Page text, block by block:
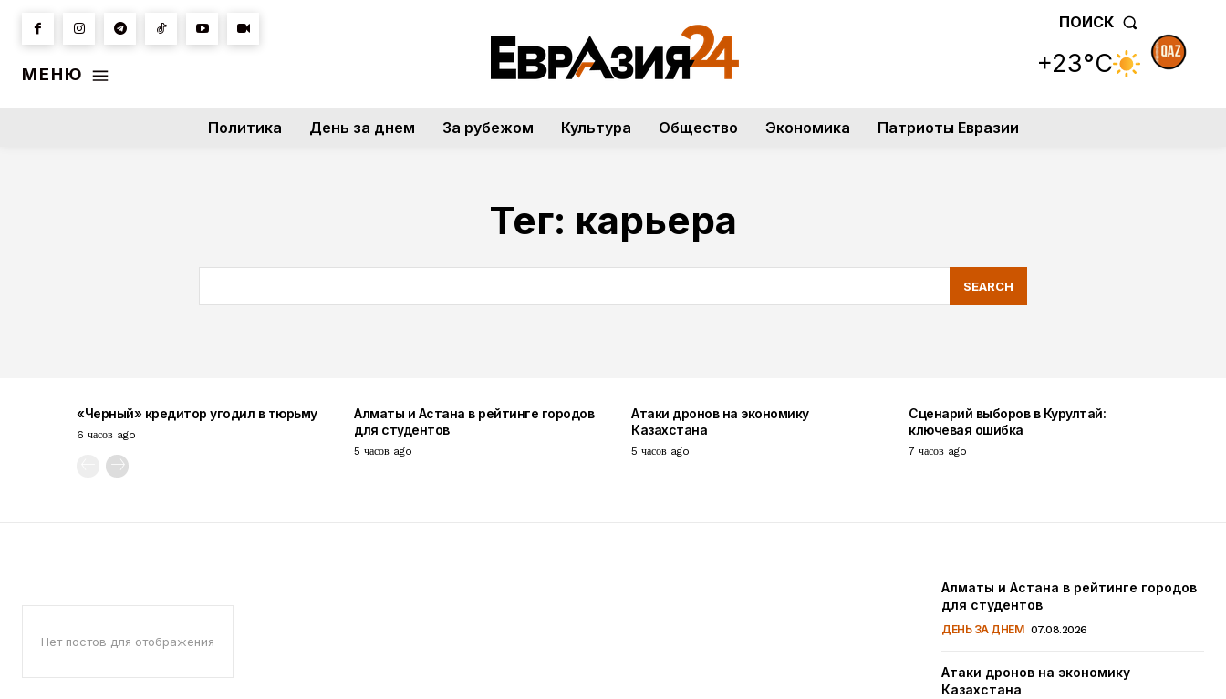
МЕНЮ
ПОИСК
+23°C
Политика День за днем За рубежом Культура Общество Экономика Патриоты Евразии
Тег: карьера
SEARCH
«Черный» кредитор угодил в тюрьму
6 часов ago
Алматы и Астана в рейтинге городов
для студентов
5 часов ago
Атаки дронов на экономику
Казахстана
5 часов ago
Сценарий выборов в Курултай:
ключевая ошибка
7 часов ago
Нет постов для отображения
Алматы и Астана в рейтинге городов
для студентов
ДЕНЬ ЗА ДНЕМ 07.08.2026
Атаки дронов на экономику
Казахстана